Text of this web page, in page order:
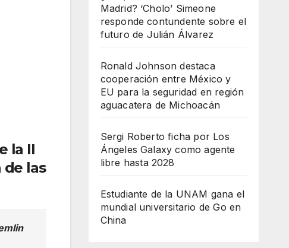
la II
de las
Madrid? ‘Cholo’ Simeone
responde contundente sobre el
futuro de Julián Álvarez
Ronald Johnson destaca
cooperación entre México y
EU para la seguridad en región
aguacatera de Michoacán
Sergi Roberto ficha por Los
Ángeles Galaxy como agente
libre hasta 2028
Estudiante de la UNAM gana el
mundial universitario de Go en
China